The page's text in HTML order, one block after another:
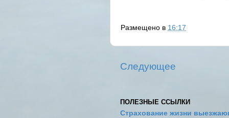
Размещено в 16:17
Следующее
ПОЛЕЗНЫЕ ССЫЛКИ
Страхование жизни